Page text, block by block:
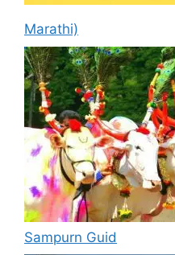
Marathi)
Sampurn Guid